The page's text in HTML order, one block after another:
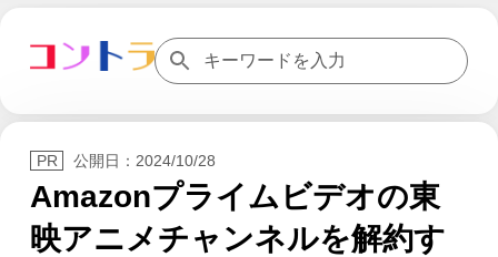
公開日：2024/10/28
Amazonプライムビデオの東
映アニメチャンネルを解約す